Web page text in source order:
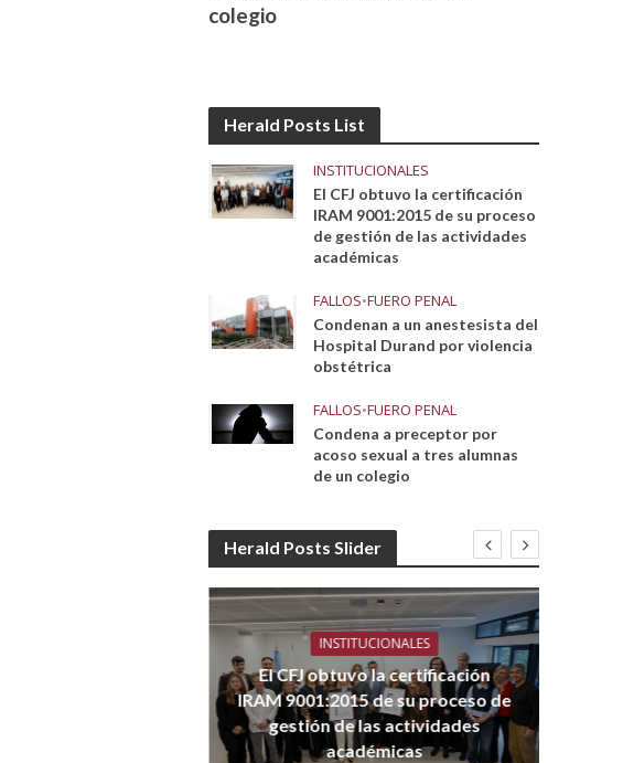
colegio
Herald Posts List
INSTITUCIONALES
El CFJ obtuvo la certificación
IRAM 9001:2015 de su proceso
de gestión de las actividades
académicas
FALLOS•FUERO PENAL
Condenan a un anestesista del
Hospital Durand por violencia
obstétrica
FALLOS•FUERO PENAL
Condena a preceptor por
acoso sexual a tres alumnas
de un colegio
Herald Posts Slider
INSTITUCIONALES
El CFJ obtuvo la certificación
IRAM 9001:2015 de su proceso de
gestión de las actividades
académicas